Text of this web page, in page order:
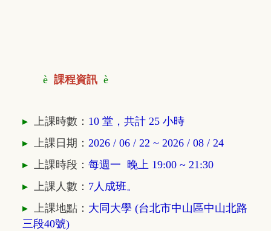
è 課程資訊 è
▸ 上課時數： 10 堂，共計 25 小時
▸
上課日期： 2026 / 06 / 22 ~ 2026 / 08 / 24
▸ 上課時段： 每週一 晚上 19:00 ~ 21 :30
▸ 上課人數： 7人成班。
▸ 上課地點： 大同大學 (台北市中山區中山北路
三段40號)